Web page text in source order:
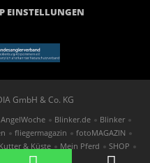
EINSTELLUNGEN
GmbH & Co. KG
AngelWoche Blinker.de
Blinker
fliegermagazin
fotoMAGAZIN
Kutter & Küste Mein Pferd
SHOP
FOTOwirtschaft outdoor.markt